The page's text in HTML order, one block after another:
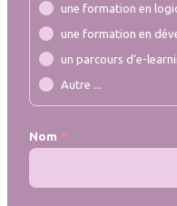
une formation en
une formation en
un parcours d’e-
Autre ...
Nom